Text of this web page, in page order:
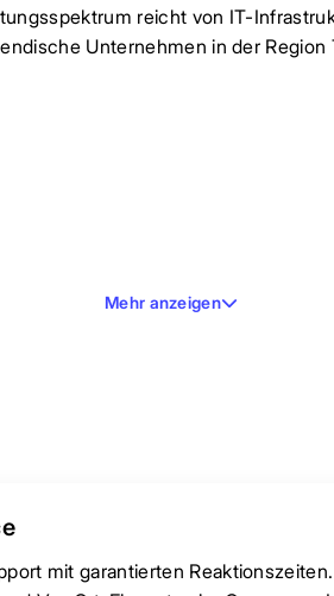
reicht von IT-
Unternehmen in der Region
Mehr anzeigen
mit garantierten